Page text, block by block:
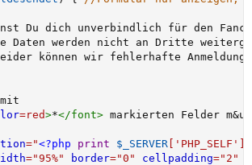
können wir fehlerhafte
=red>*</font> markierten Felder m
="<?php print $_SERVER [ 'PHP_SELF' ]
="95%" border="0 " cellpadding=" 2 "